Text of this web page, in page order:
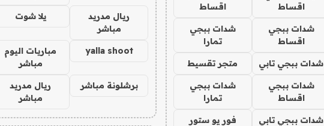
اقساط
اقساط
شدات ببجي
اقساط
شدات ببجي
تمارا
شدات ببجي تابي متجر تقسيط
شدات ببجي
اقساط
شدات ببجي
تمارا
شدات ببجي تابي فور يو ستور
ريال مدريد
مباشر
يلا شوت
yalla shoot
مباريات اليوم
مباشر
برشلونة مباشر
ريال مدريد
مباشر